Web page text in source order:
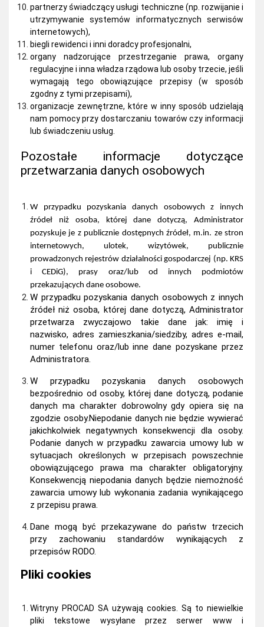
partnerzy świadczący usługi techniczne (np. rozwijanie i
utrzymywanie systemów informatycznych serwisów
internetowych),
biegli rewidenci i inni doradcy profesjonalni,
organy nadzorujące przestrzeganie prawa, organy
regulacyjne i inna władza rządowa lub osoby trzecie, jeśli
wymagają tego obowiązujące przepisy (w sposób
zgodny z tymi przepisami),
organizacje zewnętrzne, które w inny sposób udzielają
nam pomocy przy dostarczaniu towarów czy informacji
lub świadczeniu usług.
Pozostałe informacje dotyczące
przetwarzania danych osobowych
W przypadku pozyskania danych osobowych z innych
źródeł niż osoba, której dane dotyczą, Administrator
pozyskuje je z publicznie dostępnych źródeł, m.in. ze stron
internetowych, ulotek, wizytówek, publicznie
prowadzonych rejestrów działalności gospodarczej (np. KRS
i CEDiG), prasy oraz/lub od innych podmiotów
przekazujących dane osobowe.
W przypadku pozyskania danych osobowych z innych
źródeł niż osoba, której dane dotyczą, Administrator
przetwarza zwyczajowo takie dane jak: imię i
nazwisko, adres zamieszkania/siedziby, adres e-mail,
numer telefonu oraz/lub inne dane pozyskane przez
Administratora.
W przypadku pozyskania danych osobowych
bezpośrednio od osoby, której dane dotyczą, podanie
danych ma charakter dobrowolny gdy opiera się na
zgodzie osoby.Niepodanie danych nie będzie wywierać
jakichkolwiek negatywnych konsekwencji dla osoby.
Podanie danych w przypadku zawarcia umowy lub w
sytuacjach określonych w przepisach powszechnie
obowiązującego prawa ma charakter obligatoryjny.
Konsekwencją niepodania danych będzie niemożność
zawarcia umowy lub wykonania zadania wynikającego
z przepisu prawa.
Dane mogą być przekazywane do państw trzecich
przy zachowaniu standardów wynikających z
przepisów RODO.
Pliki cookies
Witryny PROCAD SA używają cookies. Są to niewielkie
pliki tekstowe wysyłane przez serwer www i